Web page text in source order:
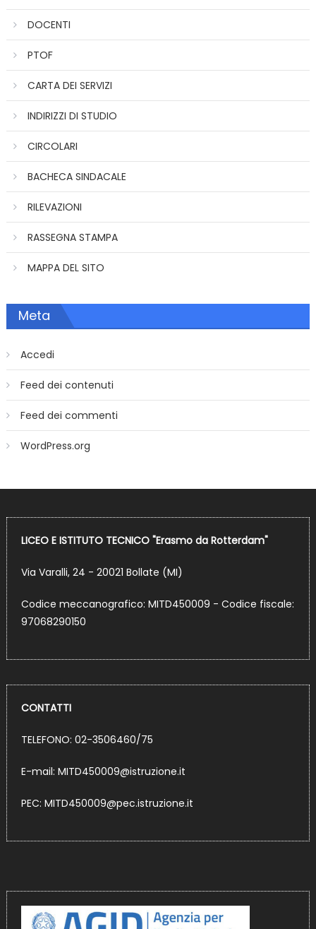
DOCENTI
PTOF
CARTA DEI SERVIZI
INDIRIZZI DI STUDIO
CIRCOLARI
BACHECA SINDACALE
RILEVAZIONI
RASSEGNA STAMPA
MAPPA DEL SITO
Meta
Accedi
Feed dei contenuti
Feed dei commenti
WordPress.org
LICEO E ISTITUTO TECNICO "Erasmo da Rotterdam"
Via Varalli, 24 - 20021 Bollate (MI)
Codice meccanografico: MITD450009 - Codice fiscale:
97068290150
CONTATTI
TELEFONO: 02-3506460/75
E-mail: MITD450009@istruzione.it
PEC: MITD450009@pec.istruzione.it